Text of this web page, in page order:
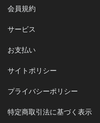
会員規約
サービス
お支払い
サイトポリシー
プライバシーポリシー
特定商取引法に基づく表示